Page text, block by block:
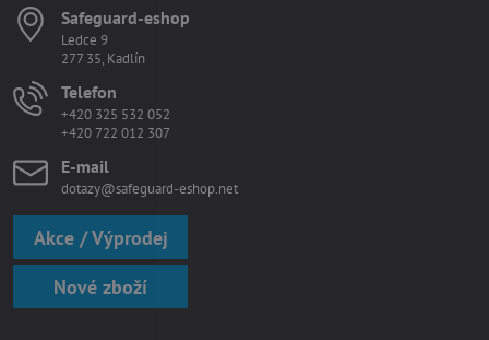
Safeguard-eshop
Ledce 9
277 35, Kadlín
Telefon
+420 325 532 052
+420 722 012 307
E-mail
dotazy@safeguard-eshop.net
Akce / Výprodej
Nové zboží